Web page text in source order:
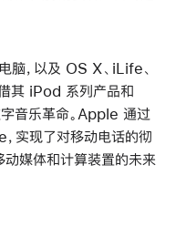
，以及 OS X、iLife、
其 iPod 系列产品和
音乐革命。Apple 通过
实现了对移动电话的彻
动媒体和计算装置的未来